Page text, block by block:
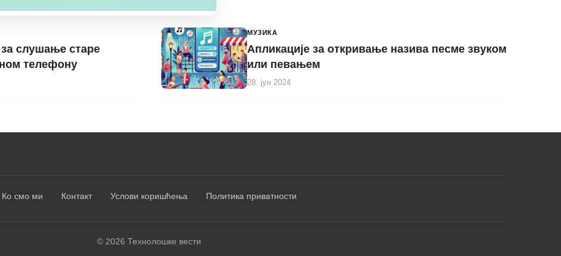
слушање старе
телефону
МУЗИКА
Апликације за откривање назива песме звуком
или певањем
28. јун 2024
Ко смо ми Контакт Услови коришћења Политика приватности
© 2026 Технолошке вести